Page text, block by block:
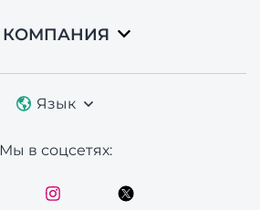
КОМПАНИЯ
Язык
Мы в соцсетях: